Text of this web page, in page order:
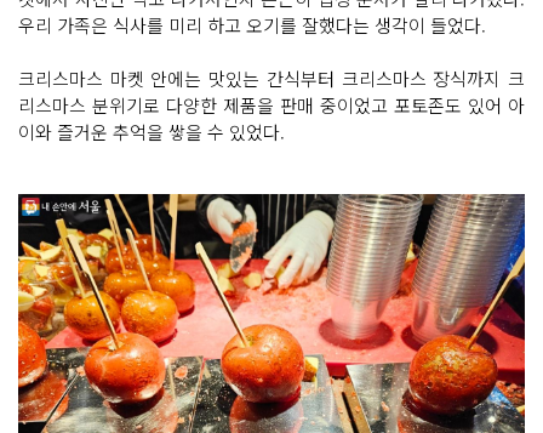
우리 가족은 식사를 미리 하고 오기를 잘했다는 생각이 들었다.
크리스마스 마켓 안에는 맛있는 간식부터 크리스마스 장식까지 크
리스마스 분위기로 다양한 제품을 판매 중이었고 포토존도 있어 아
이와 즐거운 추억을 쌓을 수 있었다.